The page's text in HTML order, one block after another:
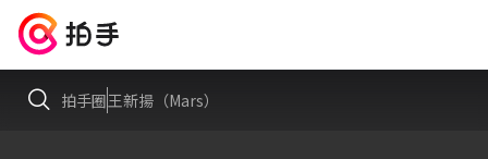
拍手圈王新揚（Mars）